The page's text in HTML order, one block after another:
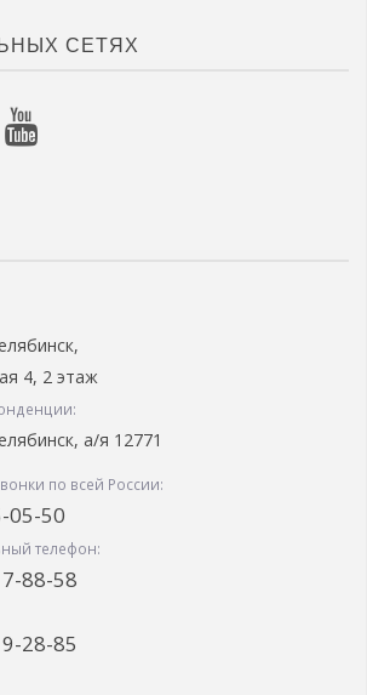
СЕТЯХ
4, 2 этаж
а/я 12771
по всей России:
05-50
телефон:
88-58
28-85